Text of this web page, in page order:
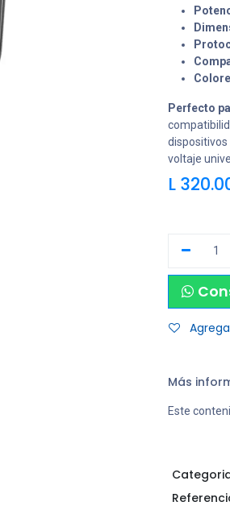
Perfecto
dispositivos
voltaje
L
Más
Este